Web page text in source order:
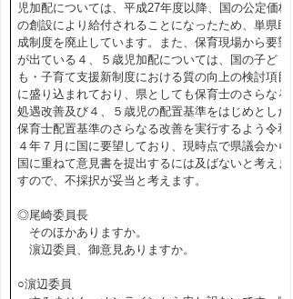
児加配については、平成27年度以降、国の公定価格
の創設により給付されることになったため、単県助
成制度を廃止しています。また、保育現場から要望
が出ている４、５歳児加配については、国の子ど
も・子育て支援新制度における質の向上の検討項目
に盛り込まれており、県としても保育士のさらなる
処遇改善及び４、５歳児の配置基準をはじめとした
保育士配置基準のさらなる改善を実行するよう令和
４年７月に国に要望しており、現時点で県議会から
国に重ねて意見書を提出するには及ばないと考えま
すので、不採択が妥当と考えます。
◎尾崎委員長
そのほかありますか。
濵辺委員、御意見ありますか。
○濵辺委員